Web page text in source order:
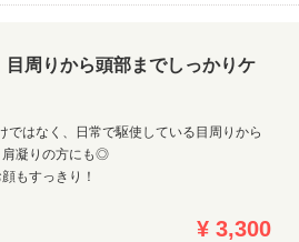
目周りから頭部までしっかりケ
ではなく、日常で駆使している目周りから
肩凝りの方にも◎
もすっきり！
¥ 3,300